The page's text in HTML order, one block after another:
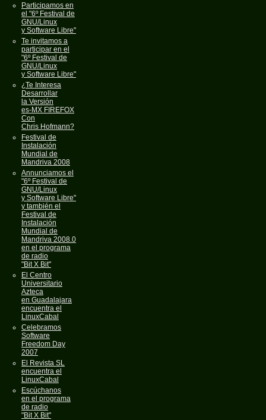
Participamos en
el "6º Festival de
GNU/Linux
y Software Libre"
Te invitamos a
participar en el
"6º Festival de
GNU/Linux
y Software Libre"
¿Te Interesa
Desarrollar
la Versión
es-MX FIREFOX
Con
Chris Hofmann?
Festival de
Instalación
Mundial de
Mandriva 2008
Annunciamos el
"6º Festival de
GNU/Linux
y Software Libre"
y también el
Festival de
Instalación
Mundial de
Mandriva 2008.0
en el programa
de radio
"Bit X Bit"
El Centro
Universitario
Azteca
en Guadalajara
encuentra el
LinuxCabal
Celebramos
Software
Freedom Day
2007
El Revista SL
encuentra el
LinuxCabal
Escúchanos
en el programa
de radio
"Bit X Bit"